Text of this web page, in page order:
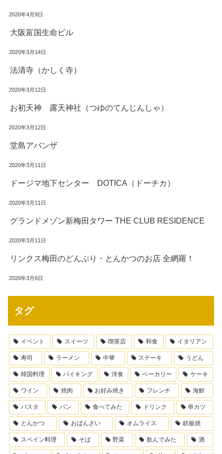
2020年4月9日
大阪富国生命ビル
2020年3月14日
法清寺（かしく寺）
2020年3月12日
お初天神 露天神社（つゆのてんじんしゃ）
2020年3月12日
堂島アバンザ
2020年3月11日
ドージマ地下センター DOTICA（ドーチカ）
2020年3月11日
グランドメゾン新梅田タワー THE CLUB RESIDENCE
2020年3月11日
リンクス梅田のどんぶり・とんかつのお店 全網羅！
2020年3月6日
タグ
イベント スイーツ 喫茶店 和食 イタリアン
寿司 ラーメン 中華 ステーキ うどん
韓国料理 バイキング 洋食 ベーカリー ケーキ
ワイン 焼肉 お好み焼き フレンチ 海鮮
パスタ パン 食べてみた ドリンク 串カツ
とんかつ おばんざい オムライス 鉄板焼
スペイン料理 そば 野菜 飲んでみた 酒